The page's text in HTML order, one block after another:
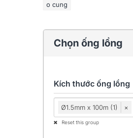
o cung
Chọn ống lồng
Kích thước ống lồng
Ø1.5mm x 100m (1) ×
Reset this group